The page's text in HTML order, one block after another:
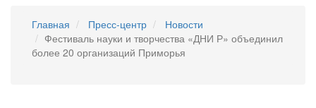
Главная Пресс-центр
Новости
Фестиваль науки и творчества «ДНИ Р» объединил
более 20 организаций Приморья